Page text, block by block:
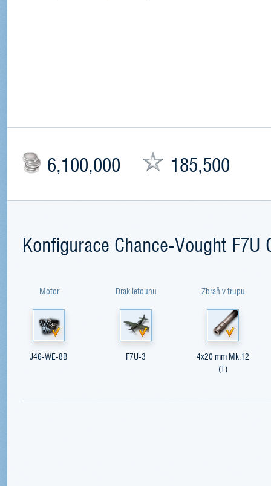
6,100,000 185,500
Konfigurace Chance-Vought F7U
Motor
J46-WE-8B
Drak letounu
F7U-3
Zbraň v trupu
4x20 mm Mk.12
(T)